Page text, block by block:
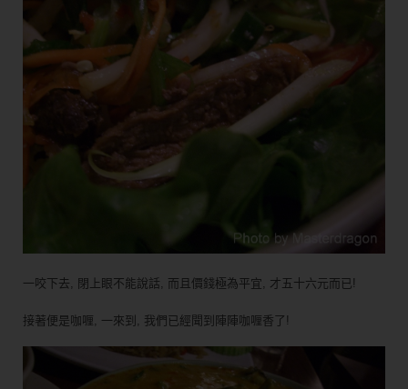
一咬下去, 閉上眼不能說話, 而且價錢極為平宜, 才五十六元而已!
接著便是咖喱, 一來到, 我們已經聞到陣陣咖喱香了!